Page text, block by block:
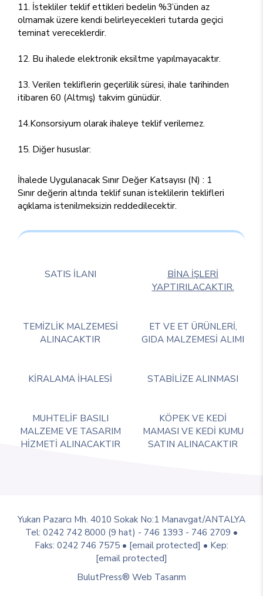
11. İstekliler teklif ettikleri bedelin %3’ünden az
olmamak üzere kendi belirleyecekleri tutarda geçici
teminat vereceklerdir.
12. Bu ihalede elektronik eksiltme yapılmayacaktır.
13. Verilen tekliflerin geçerlilik süresi, ihale tarihinden
itibaren 60 (Altmış) takvim günüdür.
14.Konsorsiyum olarak ihaleye teklif verilemez.
15. Diğer hususlar:
İhalede Uygulanacak Sınır Değer Katsayısı (N) : 1
Sınır değerin altında teklif sunan isteklilerin teklifleri
açıklama istenilmeksizin reddedilecektir.
SATIS İLANI
BİNA İŞLERİ
YAPTIRILACAKTIR.
TEMİZLİK MALZEMESİ
ALINACAKTIR
ET VE ET ÜRÜNLERİ,
GIDA MALZEMESİ ALIMI
KİRALAMA İHALESİ STABİLİZE ALINMASI
MUHTELİF BASILI
MALZEME VE TASARIM
HİZMETİ ALINACAKTIR
KÖPEK VE KEDİ
MAMASI VE KEDİ KUMU
SATIN ALINACAKTIR
Yukarı Pazarcı Mh. 4010 Sokak No:1 Manavgat/ANTALYA
Tel: 0242 742 8000 (9 hat) - 746 1393 - 746 2709 •
Faks: 0242 746 7575 • [email protected] • Kep:
[email protected]
BulutPress® Web Tasarım